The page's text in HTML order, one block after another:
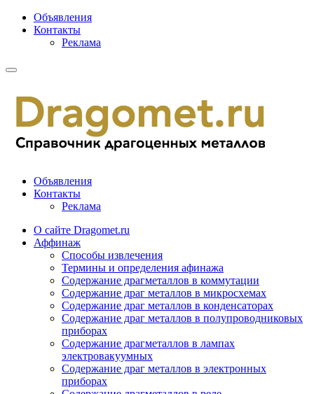
Объявления
Контакты
Реклама
Объявления
Контакты
Реклама
О сайте Dragomet.ru
Аффинаж
Способы извлечения
Термины и определения афинажа
Содержание драгметаллов в коммутации
Содержание драг металлов в микросхемах
Содержание драг металлов в конденсаторах
Содержание драг металлов в полупроводниковых
приборах
Содержание драгметаллов в лампах
электровакуумных
Содержание драг металлов в электронных
приборах